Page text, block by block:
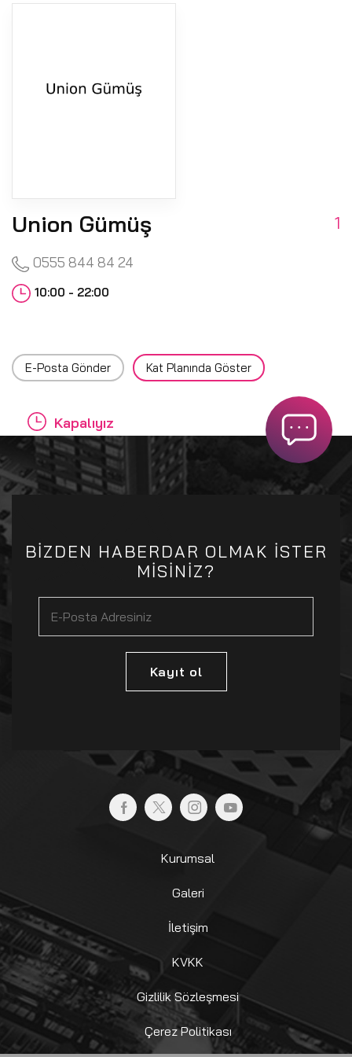
Union Gümüş 1
0555 844 84 24
10:00 - 22:00
E-Posta Gönder Kat Planında Göster
Kapalıyız
BİZDEN HABERDAR OLMAK İSTER
MİSİNİZ?
Kayıt ol
Kurumsal
Galeri
İletişim
KVKK
Gizlilik Sözleşmesi
Çerez Politikası